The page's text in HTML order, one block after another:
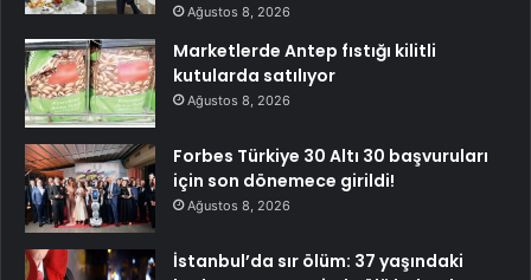
Ağustos 8, 2026
Marketlerde Antep fıstığı kilitli
kutularda satılıyor
Ağustos 8, 2026
Forbes Türkiye 30 Altı 30 başvuruları
için son dönemece girildi!
Ağustos 8, 2026
İstanbul’da sır ölüm: 37 yaşındaki